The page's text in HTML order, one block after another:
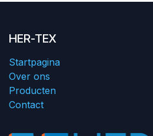
HER-TEX
Startpagina
Over ons
Producten
Contact